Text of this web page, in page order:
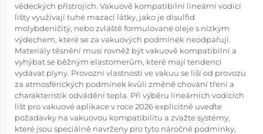
vědeckých přístrojích. Vakuově kompatibilní lineární vodící
lišty využívají tuhé mazací látky, jako je disulfid
molybdeničitý, nebo zvláště formulované oleje s nízkým
výdechem, které se za vakuových podmínek neodpařují.
Materiály těsnění musí rovněž být vakuově kompatibilní a
vyhýbat se běžným elastomerům, které mají tendenci
vydávat plyny. Provozní vlastnosti ve vakuu se liší od provozu
za atmosférických podmínek kvůli změně chování tření a
charakteristik odvádění tepla. Při výběru lineárních vodících
lišt pro vakuové aplikace v roce 2026 explicitně uveďte
požadavky na vakuovou kompatibilitu a zvažte systémy,
které jsou speciálně navrženy pro tyto náročné podmínky,